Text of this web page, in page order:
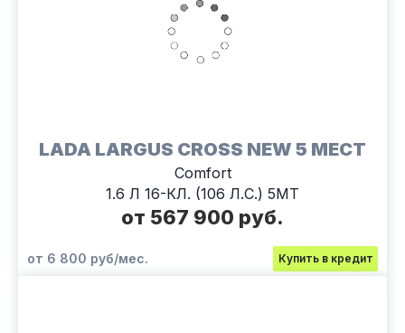
LADA LARGUS CROSS NEW 5 МЕСТ
Comfort
1.6 Л 16-КЛ. (106 Л.С.) 5МТ
от 567 900 руб.
от 6 800 руб/мес. Купить в кредит